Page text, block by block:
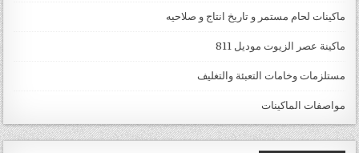
ماكينات لحام مستمر و تاريخ انتاج و صلاحيه
ماكينة عصر الزيوت موديل 811
مستلزمات وخامات التعبئة والتغليف
مواصفات الماكينات